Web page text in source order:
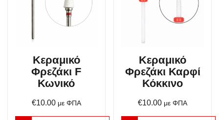
Κεραμικό
Φρεζάκι F
Κωνικό
€10.00 με ΦΠΑ
Κεραμικό
Φρεζάκι Καρφί
Κόκκινο
€10.00 με ΦΠΑ